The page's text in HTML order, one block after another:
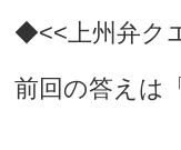
◆<<上州弁ク
前回の答えは